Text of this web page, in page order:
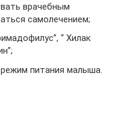
врачебным
самолечением;
“ Хилак
питания малыша.